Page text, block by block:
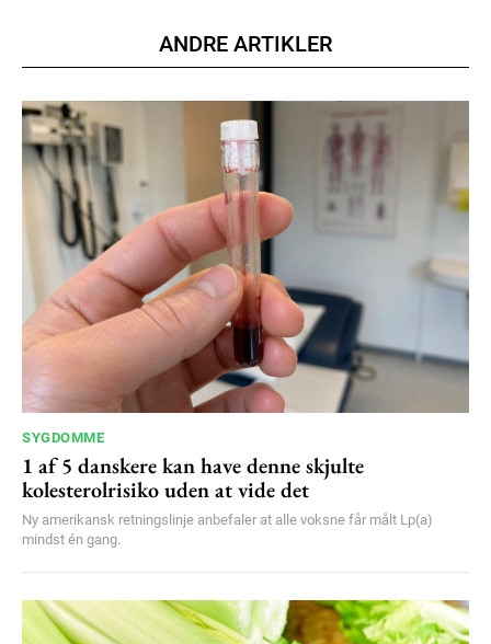
ANDRE ARTIKLER
SYGDOMME
1 af 5 danskere kan have denne skjulte
kolesterolrisiko uden at vide det
Ny amerikansk retningslinje anbefaler at alle voksne får målt Lp(a)
mindst én gang.